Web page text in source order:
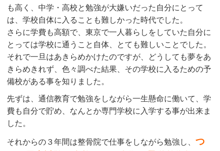
も高く、中学・高校と勉強が大嫌いだった自分にとって
は、学校自体に入ることも難しかった時代でした。
さらに学費も高額で、東京で一人暮らしをしていた自分に
とっては学校に通うこと自体、とても難しいことでした。
それで一旦はあきらめかけたのですが、どうしても夢をあ
きらめきれず、色々調べた結果、その学校に入るための予
備校がある事を知りました。
先ずは、通信教育で勉強をしながら一生懸命に働いて、学
費も自分で貯め、なんとか専門学校に入学する事が出来ま
した。
それからの３年間は整骨院で仕事をしながら勉強し、つ